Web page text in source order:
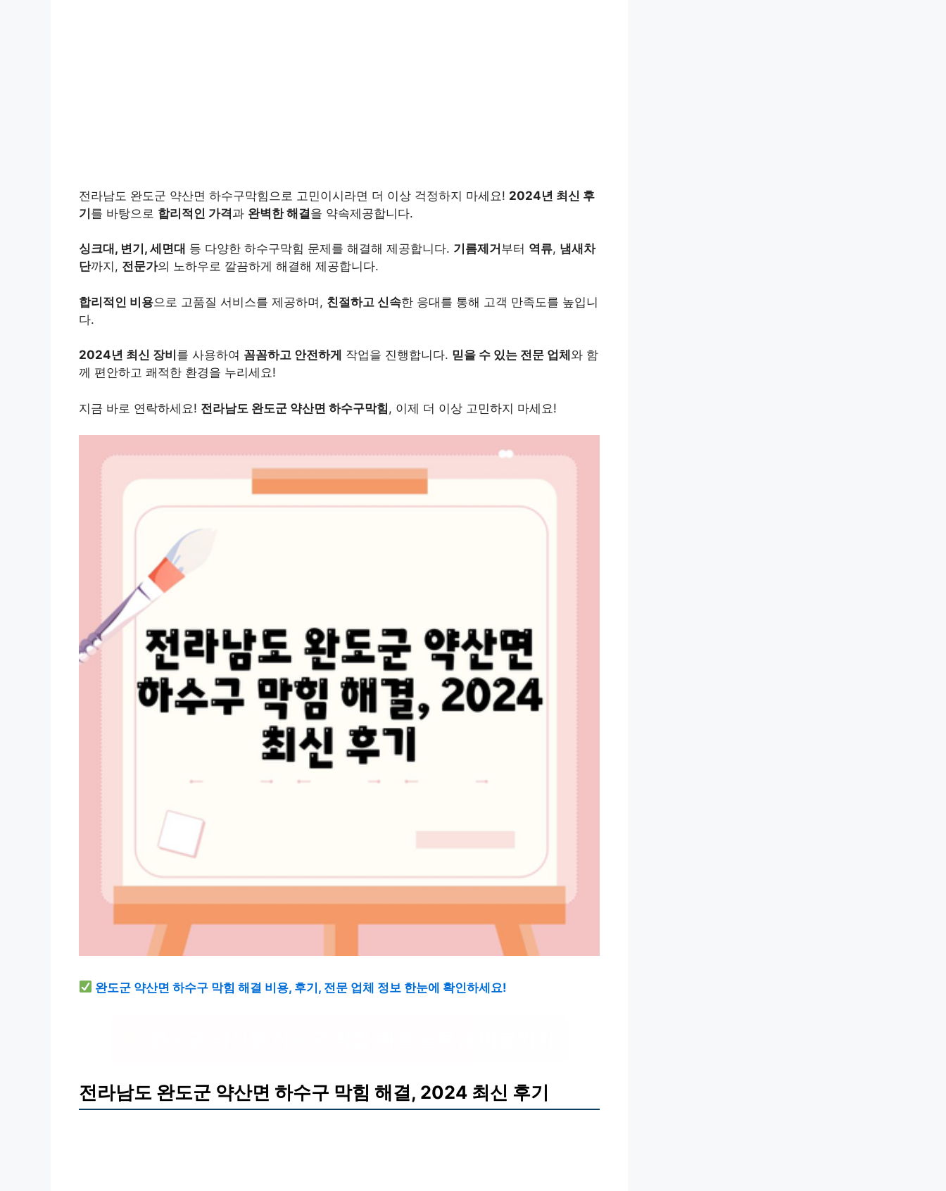
전라남도 완도군 약산면 하수구막힘으로 고민이시라면 더 이상 걱정하지 마세요! 2024년 최신 후
기를 바탕으로 합리적인 가격과 완벽한 해결을 약속제공합니다.
싱크대, 변기, 세면대 등 다양한 하수구막힘 문제를 해결해 제공합니다. 기름제거 부터 역류, 냄새차
단까지, 전문가의 노하우로 깔끔하게 해결해 제공합니다.
합리적인 비용으로 고품질 서비스를 제공하며, 친절하고 신속한 응대를 통해 고객 만족도를 높입니
다.
2024년 최신 장비 를 사용하여 꼼꼼하고 안전하게 작업을 진행합니다. 믿을 수 있는 전문 업체 와 함
께 편안하고 쾌적한 환경을 누리세요!
지금 바로 연락하세요! 전라남도 완도군 약산면 하수구막힘, 이제 더 이상 고민하지 마세요!
완도군 약산면 하수구 막힘 해결 비용, 후기, 전문 업체 정보 한눈에 확인하세요!
전라남도 완도군 약산면 하수구 막힘 해결, 2024 최신 후기